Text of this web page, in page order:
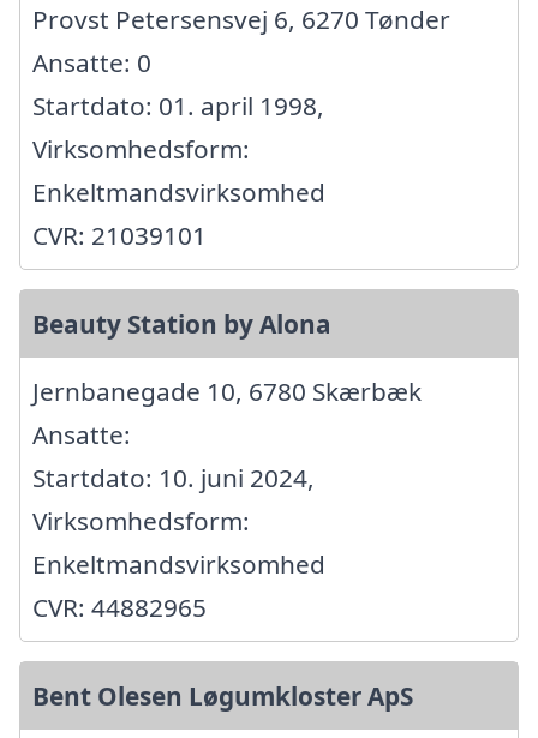
Provst Petersensvej 6, 6270 Tønder
Ansatte: 0
Startdato: 01. april 1998,
Virksomhedsform:
Enkeltmandsvirksomhed
CVR: 21039101
Beauty Station by Alona
Jernbanegade 10, 6780 Skærbæk
Ansatte:
Startdato: 10. juni 2024,
Virksomhedsform:
Enkeltmandsvirksomhed
CVR: 44882965
Bent Olesen Løgumkloster ApS